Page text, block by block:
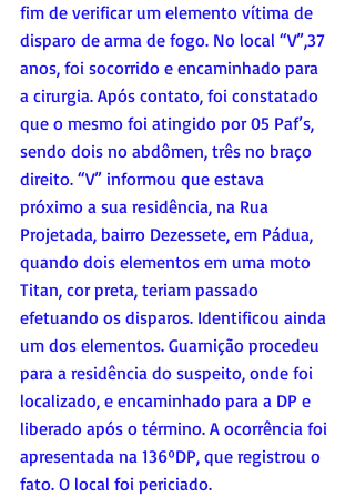
fim de verificar um elemento vítima de
disparo de arma de fogo. No local “V”,37
anos, foi socorrido e encaminhado para
a cirurgia. Após contato, foi constatado
que o mesmo foi atingido por 05 Paf’s,
sendo dois no abdômen, três no braço
direito. “V” informou que estava
próximo a sua residência, na Rua
Projetada, bairro Dezessete, em Pádua,
quando dois elementos em uma moto
Titan, cor preta, teriam passado
efetuando os disparos. Identificou ainda
um dos elementos. Guarnição procedeu
para a residência do suspeito, onde foi
localizado, e encaminhado para a DP e
liberado após o término. A ocorrência foi
apresentada na 136ºDP, que registrou o
fato. O local foi periciado.